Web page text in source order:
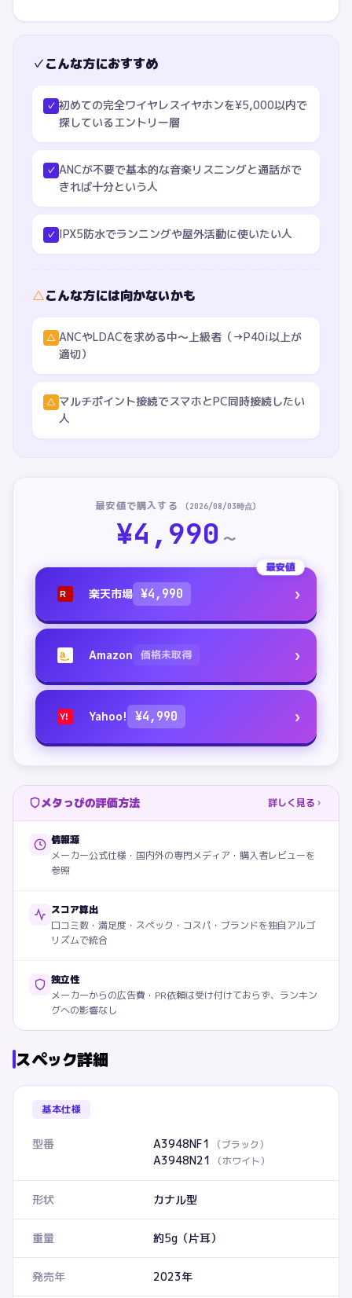
✓こんな方におすすめ
✓ 初めての完全ワイヤレスイヤホンを¥5,000以内で
探しているエントリー層
✓ ANCが不要で基本的な音楽リスニングと通話がで
きれば十分という人
✓ IPX5防水でランニングや屋外活動に使いたい人
△こんな方には向かないかも
△ ANCやLDACを求める中〜上級者（→P40i以上が
適切）
△ マルチポイント接続でスマホとPC同時接続したい
人
最安値で購入する (2026/08/03時点)
¥4,990 〜
最安値
R 楽天市場 ¥4,990 ›
a Amazon 価格未取得 ›
Y! Yahoo! ¥4,990 ›
メタっぴの評価方法 詳しく見る
情報源
メーカー公式仕様・国内外の専門メディア・購入者レビューを
参照
スコア算出
口コミ数・満足度・スペック・コスパ・ブランドを独自アルゴ
リズムで統合
独立性
メーカーからの広告費・PR依頼は受け付けておらず、ランキン
グへの影響なし
スペック詳細
基本仕様
型番 A3948NF1 （ブラック）
A3948N21 （ホワイト）
形状 カナル型
重量 約5g（片耳）
発売年 2023年